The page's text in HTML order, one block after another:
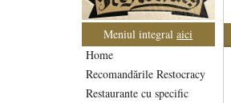
Meniul integralaici
Home
Recomandările Restocracy
Restaurante cu specific